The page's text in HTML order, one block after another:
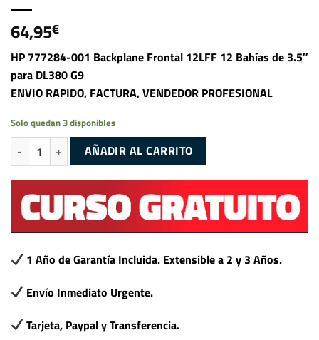
64,95€
HP 777284-001 Backplane Frontal 12LFF 12 Bahías de 3.5″
para DL380 G9
ENVIO RAPIDO, FACTURA, VENDEDOR PROFESIONAL
Solo quedan 3 disponibles
HP 777284-001 Backplane Frontal 12LFF 12 Bahías de 3.5" para
AÑADIR AL CARRITO
1 Año de Garantía Incluida. Extensible a 2 y 3 Años.
Envío Inmediato Urgente.
Tarjeta, Paypal y Transferencia.